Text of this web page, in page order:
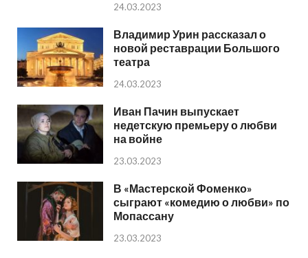
24.03.2023
Владимир Урин рассказал о
новой реставрации Большого
театра
24.03.2023
Иван Пачин выпускает
недетскую премьеру о любви
на войне
23.03.2023
В «Мастерской Фоменко»
сыграют «комедию о любви» по
Мопассану
23.03.2023